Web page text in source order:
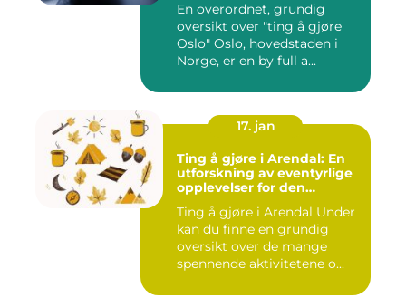
En overordnet, grundig
oversikt over "ting å gjøre
Oslo" Oslo, hovedstaden i
Norge, er en by full a...
17. jan
Ting å gjøre i Arendal: En
utforskning av eventyrlige
opplevelser for den
Ting å gjøre i Arendal Under
kan du finne en grundig
oversikt over de mange
spennende aktivitetene o...